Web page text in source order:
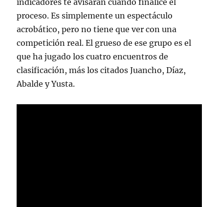
indicadores te avisarán cuando finalice el
proceso. Es simplemente un espectáculo
acrobático, pero no tiene que ver con una
competición real. El grueso de ese grupo es el
que ha jugado los cuatro encuentros de
clasificación, más los citados Juancho, Díaz,
Abalde y Yusta.